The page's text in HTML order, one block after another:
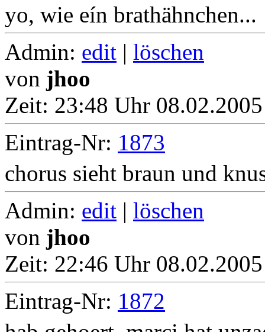
yo, wie eín brathähnchen...
Admin: edit | löschen
von jhoo
Zeit: 23:48 Uhr
Eintrag-Nr: 1873
chorus sieht braun und
Admin: edit | löschen
von jhoo
Zeit: 22:46 Uhr
Eintrag-Nr: 1872